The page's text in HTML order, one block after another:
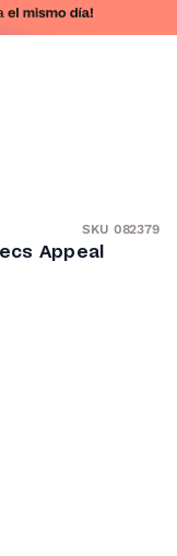
SKU 082379
Appeal